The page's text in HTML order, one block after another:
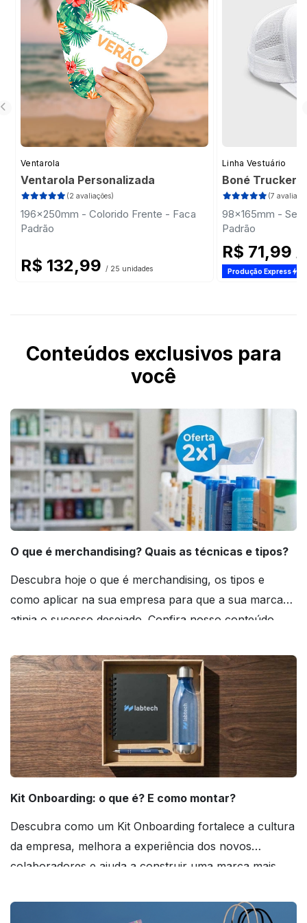
Ventarola
Ventarola Personalizada
(2 avaliações)
196x250mm - Colorido Frente - Faca
Padrão
R$ 132,99 / 25 unidades
Linha Vestuário
Boné Trucker
(7
98x165mm -
Padrão
R$ 71,99
Produção Express
Conteúdos exclusivos para
você
O que é merchandising? Quais as técnicas e tipos?
Descubra hoje o que é merchandising, os tipos e
como aplicar na sua empresa para que a sua marca
atinja o sucesso desejado. Confira nosso conteúdo
Kit Onboarding: o que é? E como montar?
Descubra como um Kit Onboarding fortalece a cultura
da empresa, melhora a experiência dos novos
colaboradores e ajuda a construir uma marca mais